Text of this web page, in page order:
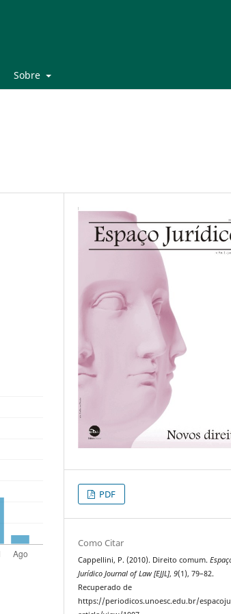
Sobre
PDF
Como Citar
Cappellini, P. (2010). Direito comum.
Jurídico Journal of Law [EJJL],9(1), 79–82.
Recuperado de
https://periodicos.unoesc.edu.br/